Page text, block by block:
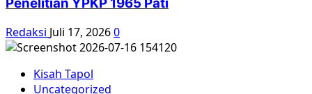
Penelitian YPKP 1965 Pati
Redaksi Juli 17, 20260
Kisah Tapol
Uncategorized